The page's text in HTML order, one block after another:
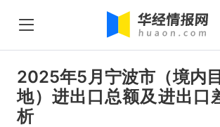
2025年5月宁波市（境内
地）进出口总额及进出口
析